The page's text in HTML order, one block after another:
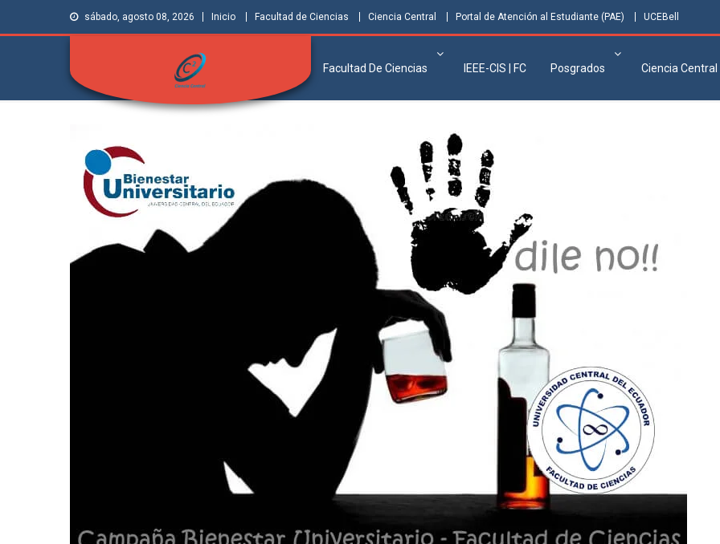
sábado, agosto 08, 2026 Inicio Facultad de Ciencias Ciencia Central Portal de Atención al Estudiante (PAE) UCEBell
Facultad de
Central
Grupo de Investigación Ciencia Central
Facultad De Ciencias IEEE-CIS | FC Posgrados Ciencia Central